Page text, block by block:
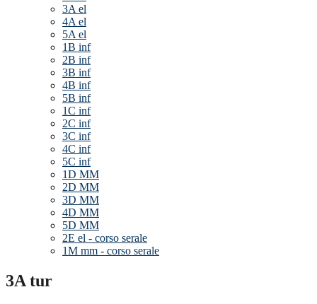
3A el
4A el
5A el
1B inf
2B inf
3B inf
4B inf
5B inf
1C inf
2C inf
3C inf
4C inf
5C inf
1D MM
2D MM
3D MM
4D MM
5D MM
2E el - corso serale
1M mm - corso serale
3A tur